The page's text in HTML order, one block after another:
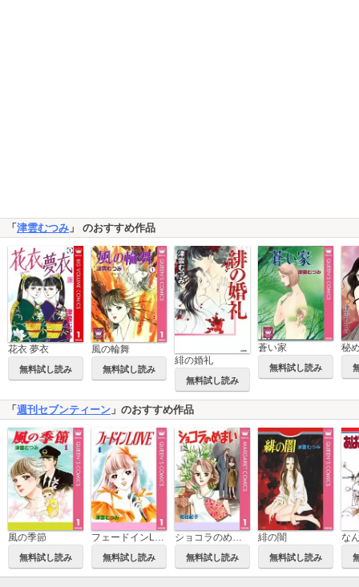
「 津雲むつみ 」 のおすすめ作品
花衣 夢衣
無料試し読み
風の輪舞
無料試し読み
緋の婚礼
無料試し読み
蒼い家
無料試し読み
秘
「 週刊セブンティーン 」のおすすめ作品
風の季節
無料試し読み
フェードインLOVE
無料試し読み
ショコラのめまい
無料試し読み
緋の闇
無料試し読み